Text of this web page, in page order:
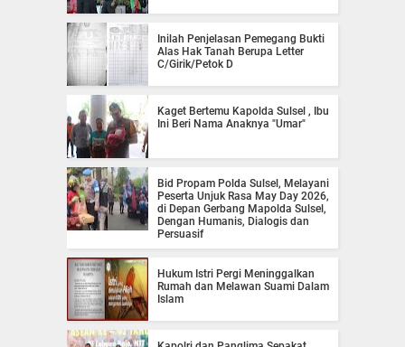
Inilah Penjelasan Pemegang Bukti
Alas Hak Tanah Berupa Letter
C/Girik/Petok D
Kaget Bertemu Kapolda Sulsel , Ibu
Ini Beri Nama Anaknya "Umar"
Bid Propam Polda Sulsel, Melayani
Peserta Unjuk Rasa May Day 2026,
di Depan Gerbang Mapolda Sulsel,
Dengan Humanis, Dialogis dan
Persuasif
Hukum Istri Pergi Meninggalkan
Rumah dan Melawan Suami Dalam
Islam